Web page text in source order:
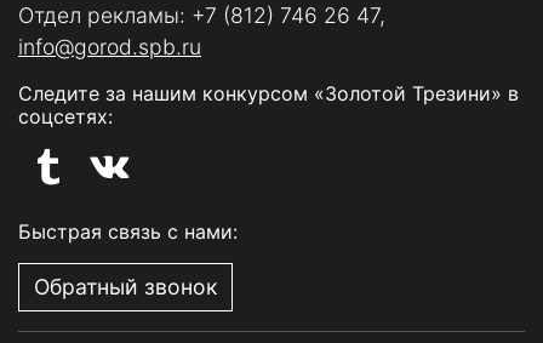
Отдел рекламы: +7 (812) 746 26 47,
info@gorod.spb.ru
Следите за нашим конкурсом «Золотой Трезини» в
соцсетях:
Быстрая связь с нами:
Обратный звонок